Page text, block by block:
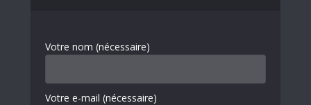
Votre nom (nécessaire)
Votre e-mail (nécessaire)